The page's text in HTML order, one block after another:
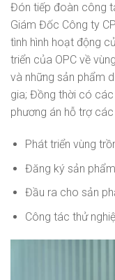
Đón tiếp đoàn công
Giám Đốc Công ty
tình hình hoạt động
triển của OPC về
và những sản phẩm
gia; Đồng thời có các
phương án hỗ trợ
Phát triển vùng
Đăng ký sản
Đầu ra cho sản
Công tác thử